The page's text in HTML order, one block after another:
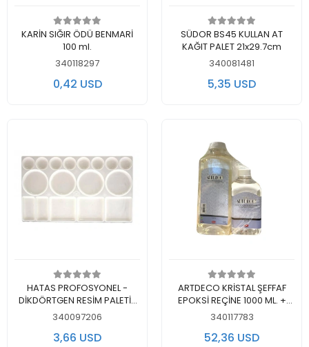
Add to cart
KARİN SIĞIR ÖDÜ BENMARİ
100 ml.
340118297
0,42 USD
Add to cart
SÜDOR BS45 KULLAN AT
KAĞIT PALET 21x29.7cm
340081481
5,35 USD
Add to cart
HATAS PROFOSYONEL -
DİKDÖRTGEN RESİM PALETİ-
GODELİ
340097206
3,66 USD
Add to cart
ARTDECO KRİSTAL ŞEFFAF
EPOKSİ REÇİNE 1000 ML. +
ARTDECO KRİSTAL ŞEFFAF
(054M-01 + 054L-02)
340117783
52,36 USD